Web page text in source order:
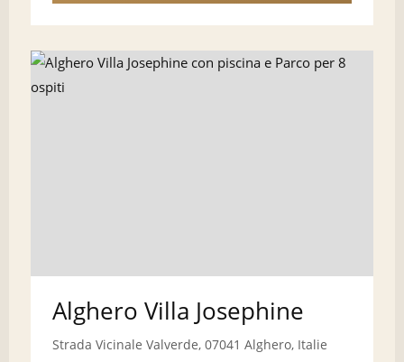
Alghero Villa Josephine
Strada Vicinale Valverde, 07041 Alghero, Italie